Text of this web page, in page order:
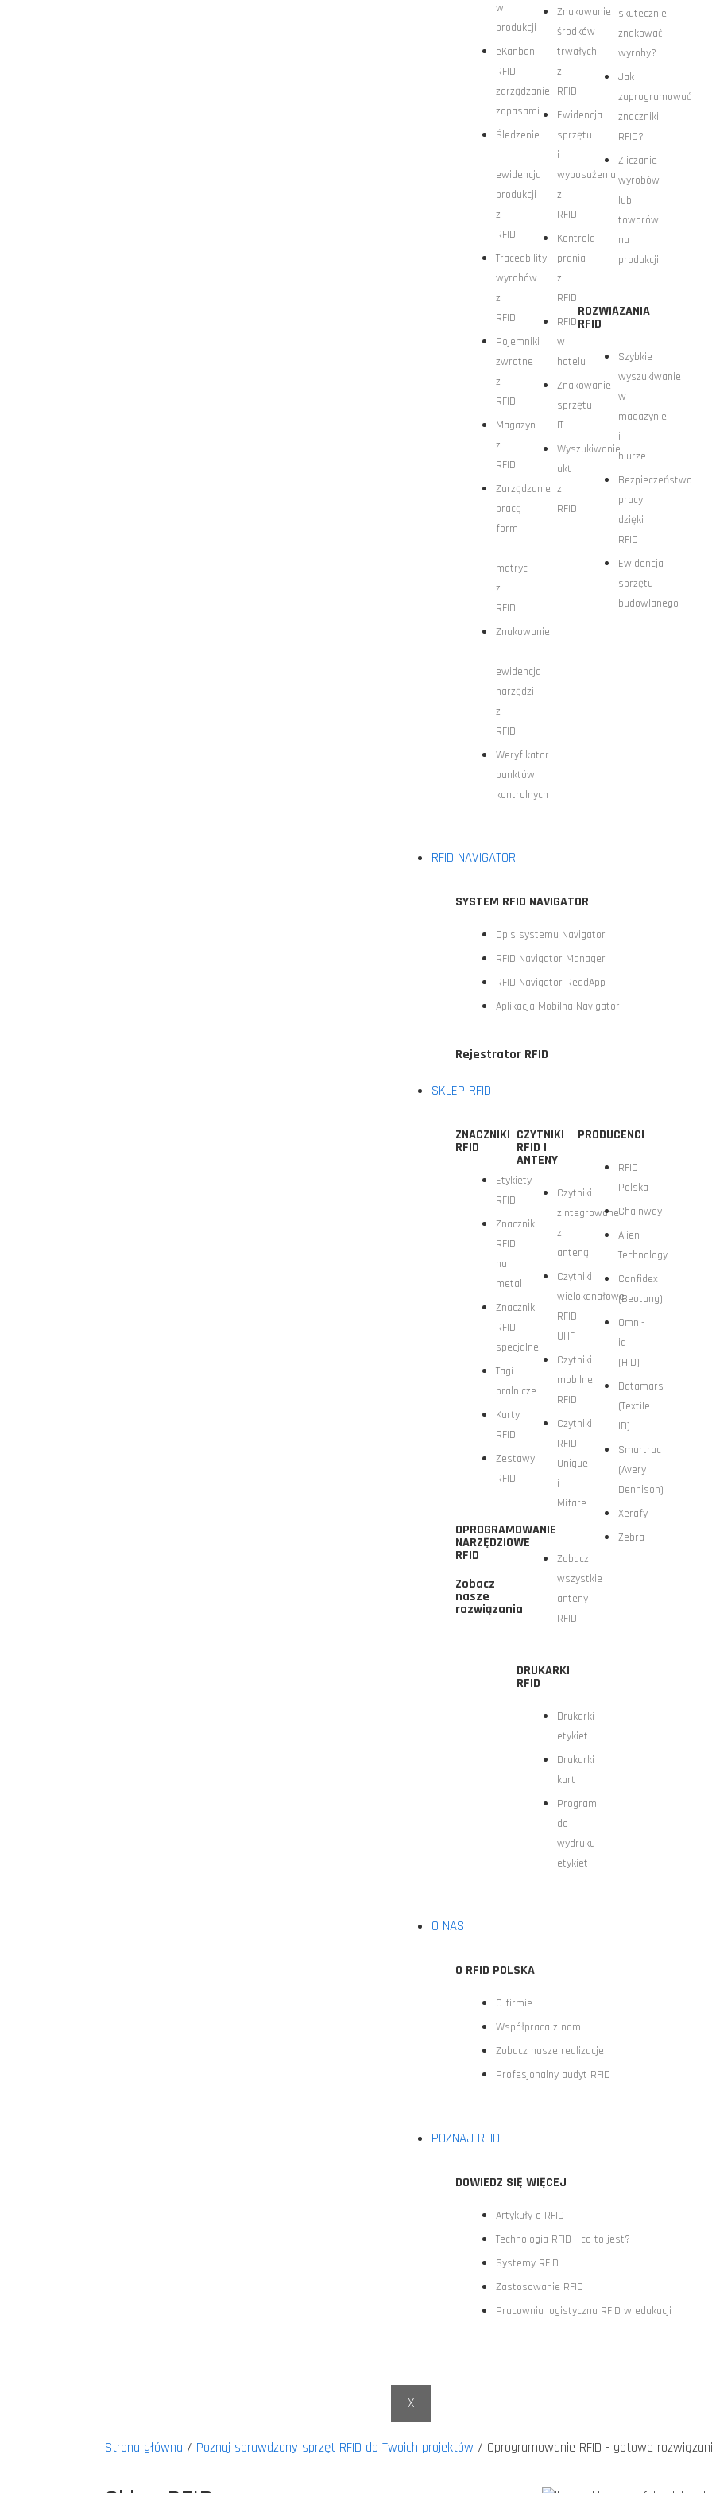
w
produkcji
eKanban
RFID
zarządzanie
zapasami
Śledzenie
i
ewidencja
produkcji
z
RFID
Traceability
wyrobów
z
RFID
Pojemniki
zwrotne
z
RFID
Magazyn
z
RFID
Zarządzanie
pracą
form
i
matryc
z
RFID
Znakowanie
i
ewidencja
narzędzi
z
RFID
Weryfikator
punktów
kontrolnych
Znakowanie
środków
trwałych
z
RFID
Ewidencja
sprzętu
i
wyposażenia
z
RFID
Kontrola
prania
z
RFID
RFID
w
hotelu
Znakowanie
sprzętu
IT
Wyszukiwanie
akt
z
RFID
skutecznie
znakować
wyroby?
Jak
zaprogramować
znaczniki
RFID?
Zliczanie
wyrobów
lub
towarów
na
produkcji
ROZWIĄZANIA
RFID
Szybkie
wyszukiwanie
w
magazynie
i
biurze
Bezpieczeństwo
pracy
dzięki
RFID
Ewidencja
sprzętu
budowlanego
RFID NAVIGATOR
SYSTEM RFID NAVIGATOR
Opis systemu Navigator
RFID Navigator Manager
RFID Navigator ReadApp
Aplikacja Mobilna Navigator
Rejestrator RFID
SKLEP RFID
ZNACZNIKI
RFID
Etykiety
RFID
Znaczniki
RFID
na
metal
Znaczniki
RFID
specjalne
Tagi
pralnicze
Karty
RFID
Zestawy
RFID
OPROGRAMOWANIE
NARZĘDZIOWE
RFID
Zobacz
nasze
rozwiązania
CZYTNIKI
RFID I
ANTENY
Czytniki
zintegrowane
z
anteną
Czytniki
wielokanałowe
RFID
UHF
Czytniki
mobilne
RFID
Czytniki
RFID
Unique
i
Mifare
Zobacz
wszystkie
anteny
RFID
DRUKARKI
RFID
Drukarki
etykiet
Drukarki
kart
Program
do
wydruku
etykiet
PRODUCENCI
RFID
Polska
Chainway
Alien
Technology
Confidex
(Beotang)
Omni-
id
(HID)
Datamars
(Textile
ID)
Smartrac
(Avery
Dennison)
Xerafy
Zebra
O NAS
O RFID POLSKA
O firmie
Współpraca z nami
Zobacz nasze realizacje
Profesjonalny audyt RFID
POZNAJ RFID
DOWIEDZ SIĘ WIĘCEJ
Artykuły o RFID
Technologia RFID - co to jest?
Systemy RFID
Zastosowanie RFID
Pracownia logistyczna RFID w edukacji
X
Strona główna / Poznaj sprawdzony sprzęt RFID do Twoich projektów / Oprogramowanie RFID - gotowe